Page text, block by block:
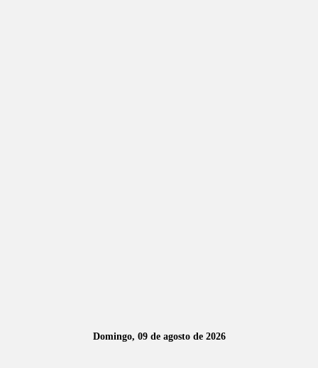
Domingo, 09 de agosto de 2026